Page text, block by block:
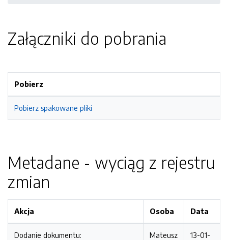
Załączniki do pobrania
Pobierz
Pobierz spakowane pliki
Metadane - wyciąg z rejestru
zmian
Akcja Osoba Data
Dodanie dokumentu:
Mateusz
13-01-